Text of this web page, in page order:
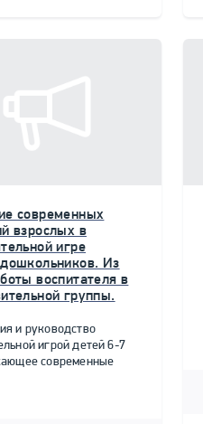
современных
взрослых в
игре
Из
воспитателя в
группы.
и руководство
игрой детей 6-7
современные